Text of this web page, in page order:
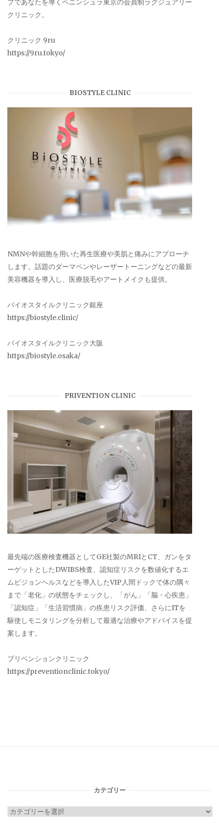
プであなたを導くペニンシュラ東京の会員制ラグジュアリー
クリニック。
クリニック 9ru
https://9ru.tokyo/
BIOSTYLE CLINIC
NMNや幹細胞を用いた再生医療や美肌と痛みにアプローチ
します。話題のダーマペンやレーザートーニングなどの最新
美容機器を導入し、医療脱毛やアートメイクも提供。
バイオスタイルクリニック銀座
https://biostyle.clinic/
バイオスタイルクリニック大阪
https://biostyle.osaka/
PRIVENTION CLINIC
最先端の医療検査機器としてGE社製のMRIとCT、ガンをタ
ーゲットとしたDWIBS検査、認知症リスクを数値化するエ
ムビジョンヘルスなどを導入したVIP人間ドックで体の隅々
まで「老化」の状態をチェックし、「がん」「脳・心疾患」
「認知症」「生活習慣病」の疾患リスク評価、さらにITを
駆使しモニタリングを分析して最適な治療やアドバイスを提
案します。
プリベンションクリニック
https://preventionclinic.tokyo/
カテゴリー
カ